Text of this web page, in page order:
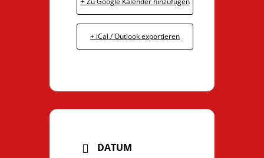
+ iCal / Outlook exportieren
DATUM